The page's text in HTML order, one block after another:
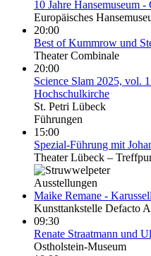
10 Jahre Hansemuseum -
Europäisches
20:00
Best of Kummrow und
Theater Combinale
20:00
Science Slam 2025, vol.
Hochschulkirche
St. Petri Lübeck
Führungen
15:00
Spezial-Führung mit
Theater Lübeck –
Ausstellungen
Maike Remane -
Kunsttankstelle Defacto
09:30
Renate Straatmann und
Ostholstein-Museum